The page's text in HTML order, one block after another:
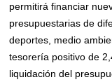
permitirá financiar
presupuestarias de
deportes, medio
tesorería positivo de
liquidación del